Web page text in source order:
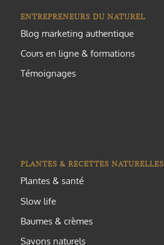
ENTREPRENEURS DU NATUREL
Blog marketing authentique
Cours en ligne & formations
Témoignages
PLANTES & RECETTES NATURELLES
Plantes & santé
Slow life
Baumes & crèmes
Savons naturels